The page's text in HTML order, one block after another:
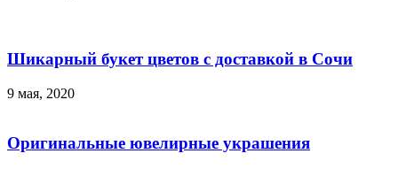
Шикарный букет цветов с доставкой в Сочи
9 мая, 2020
Оригинальные ювелирные украшения